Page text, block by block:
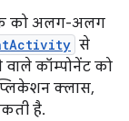
को अलग-अलग
से
कॉम्पोनेंट को
क्लास,
है.